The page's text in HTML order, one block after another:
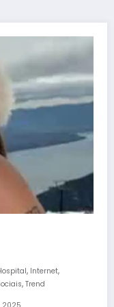
, Internet,
, Trend